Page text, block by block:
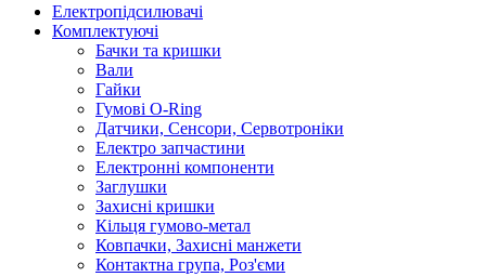
Електропідсилювачі
Комплектуючі
Бачки та кришки
Вали
Гайки
Гумові O-Ring
Датчики, Сенсори, Сервотроніки
Електро запчастини
Електронні компоненти
Заглушки
Захисні кришки
Кільця гумово-метал
Ковпачки, Захисні манжети
Контактна група, Роз'єми